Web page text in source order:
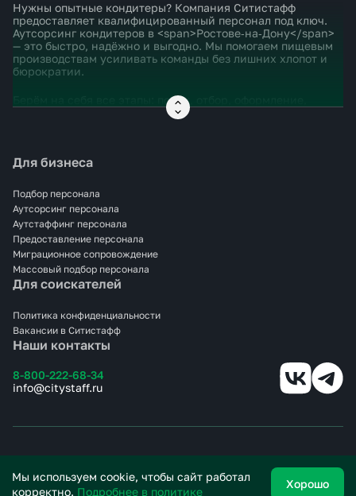
Нужны опытные кондитеры? Компания Ситистафф
предоставляет квалифицированный персонал под ключ.
Аутсорсинг кондитеров в <span>Ростове‑на‑Дону</span>
— это быстро, надёжно и выгодно. Мы помогаем пищевым
производствам усиливать команды без лишних хлопот и
бюрократии.
Берём на себя все этапы: поиск, отбор, оформление,
инструктажи, контроль выхода и замены. Кондитеры
Аутсорсинг с Ситистафф — это гибкость, надёжность и
ваши десерты будут всегда на высоте!
Наши контакты
8-800-222-68-34
info@citystaff.ru
Для бизнеса
Подбор персонала
Аутсорсинг персонала
Аутстаффинг персонала
Предоставление персонала
Миграционное сопровождение
Массовый подбор персонала
Для соискателей
Политика конфиденциальности
Вакансии в Ситистафф
Все права защищены.
Мы используем cookie, чтобы сайт работал
корректно. Подробнее в политике
Хорошо